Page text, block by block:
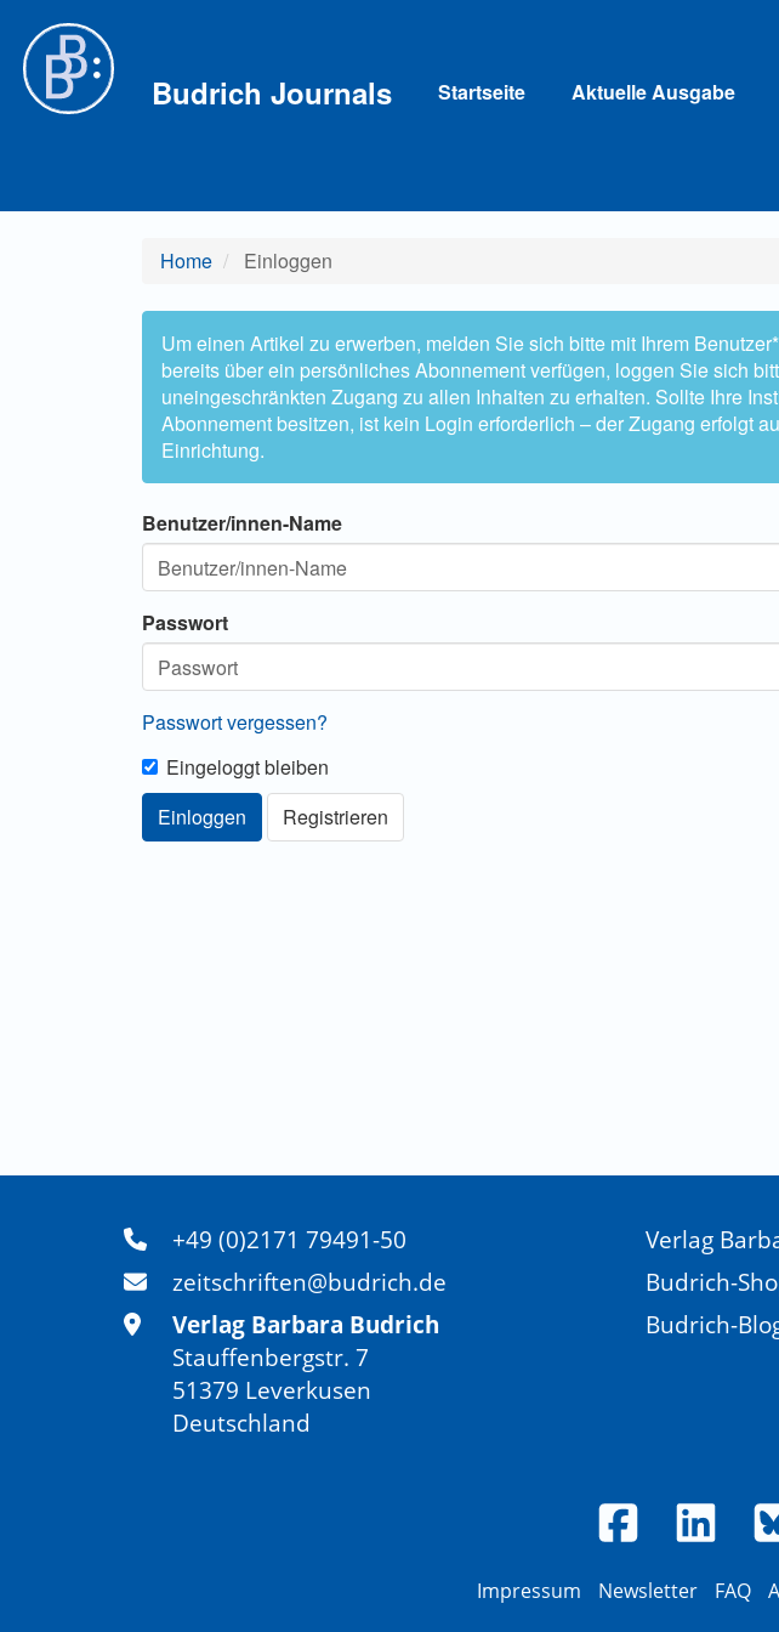
Hauptinhalt
Sidebar
Budrich Journals Startseite Aktuelle Ausgabe
Home Einloggen
Um einen Artikel zu erwerben, melden Sie sich bitte mit Ihrem
bereits über ein persönliches Abonnement verfügen, loggen Sie sich
uneingeschränkten Zugang zu allen Inhalten zu erhalten. Sollte Ihre
Abonnement besitzen, ist kein Login erforderlich – der Zugang erfolgt
Einrichtung.
Benutzer/innen-Name
Passwort
Passwort vergessen?
Eingeloggt bleiben
Einloggen
Registrieren
+49 (0)2171 79491-50
zeitschriften@budrich.de
Verlag Barbara Budrich
Stauffenbergstr. 7
51379 Leverkusen
Deutschland
Verlag
Budrich-
Budrich-
Impressum Newsletter FAQ